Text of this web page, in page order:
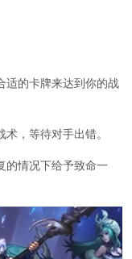
适的卡牌来达到你的战
，等待对手出错。
的情况下给予致命一